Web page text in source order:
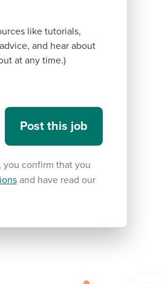
like tutorials,
and hear about
at any time.)
you confirm that you
and have read our